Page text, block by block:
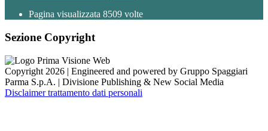
Pagina visualizzata 8509 volte
Sezione Copyright
Copyright 2026 | Engineered and powered by Gruppo Spaggiari
Parma S.p.A. | Divisione Publishing & New Social Media
Disclaimer trattamento dati personali